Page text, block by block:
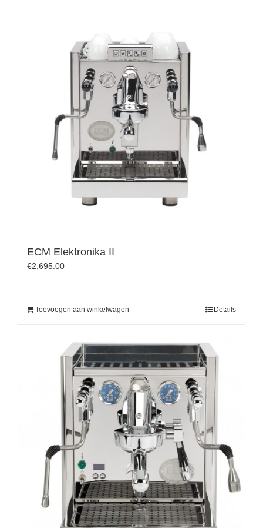
ECM Elektronika II
€2,695.00
Toevoegen aan winkelwagen Details